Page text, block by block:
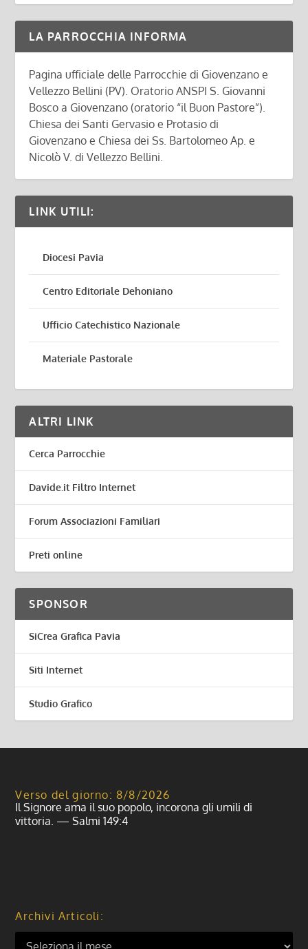
LA PARROCCHIA INFORMA
Pagina ufficiale delle Parrocchie di Giovenzano e
Vellezzo Bellini (PV). Oratorio ANSPI S. Giovanni
Bosco a Giovenzano (oratorio “il Buon Pastore”).
Chiesa dei Santi Gervasio e Protasio di
Giovenzano e Chiesa dei Ss. Bartolomeo Ap. e
Nicolò V. di Vellezzo Bellini.
LINK UTILI:
Diocesi Pavia
Centro Editoriale Dehoniano
Ufficio Catechistico Nazionale
Materiale Pastorale
ALTRI LINK
Cerca Parrocchie
Davide.it Filtro Internet
Forum Associazioni Familiari
Preti online
SPONSOR
SiCrea Grafica Pavia
Siti Internet
Studio Grafico
Verso del giorno: 8/8/2026
Il Signore ama il suo popolo, incorona gli umili di
vittoria. — Salmi 149:4
Archivi Articoli: